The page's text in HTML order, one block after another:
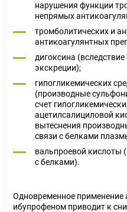
нарушения функции
непрямых
тромболитических и
антикоагулянтных
дигоксина
экскреции);
гипогликемических
(производные
счет
ацетилсалициловой
вытеснения
связи с белками
вальпроевой кислоты
с белками).
Одновременное применение
ибупрофеном приводит к